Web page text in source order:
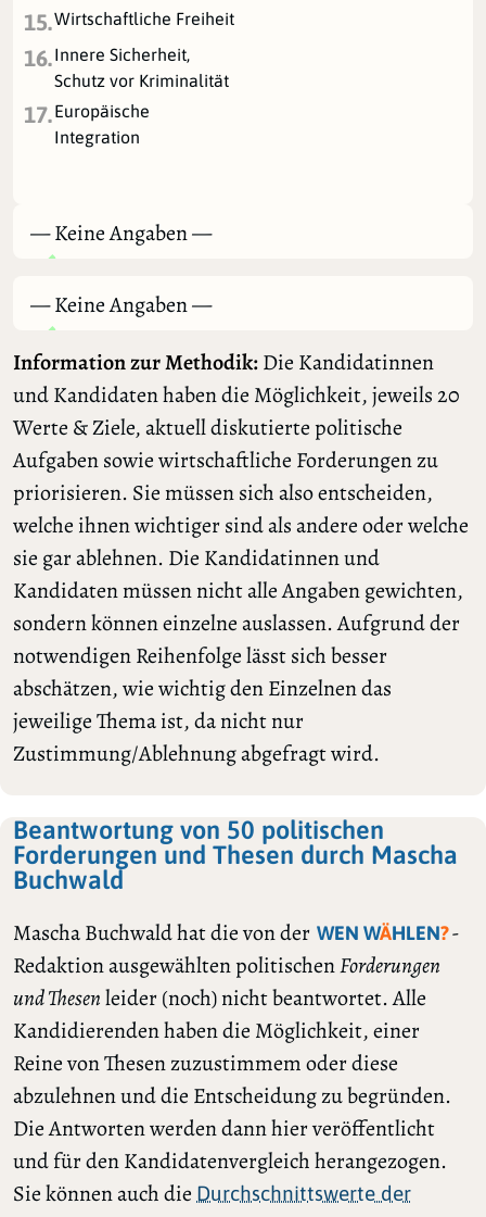
15.Wirtschaftliche Freiheit
16.Innere Sicherheit,
Schutz vor Kriminalität
17.Europäische
Integration
— Keine Angaben —
— Keine Angaben —
Information zur Methodik:Die Kandidatinnen
und Kandidaten haben die Möglichkeit, jeweils 20
Werte & Ziele, aktuell diskutierte politische
Aufgaben sowie wirtschaftliche Forderungen zu
priorisieren. Sie müssen sich also entscheiden,
welche ihnen wichtiger sind als andere oder welche
sie gar ablehnen. Die Kandidatinnen und
Kandidaten müssen nicht alle Angaben gewichten,
sondern können einzelne auslassen. Aufgrund der
notwendigen Reihenfolge lässt sich besser
abschätzen, wie wichtig den Einzelnen das
jeweilige Thema ist, da nicht nur
Zustimmung/Ablehnung abgefragt wird.
Beantwortung von 50 politischen
Forderungen und Thesen durch Mascha
Buchwald
Mascha Buchwald hat die von der WEN WÄHLEN?-
Redaktion ausgewählten politischenForderungen
und Thesenleider (noch) nicht beantwortet. Alle
Kandidierenden haben die Möglichkeit, einer
Reine von Thesen zuzustimmem oder diese
abzulehnen und die Entscheidung zu begründen.
Die Antworten werden dann hier veröffentlicht
und für den Kandidatenvergleich herangezogen.
Sie können auch die Durchschnittswerte der